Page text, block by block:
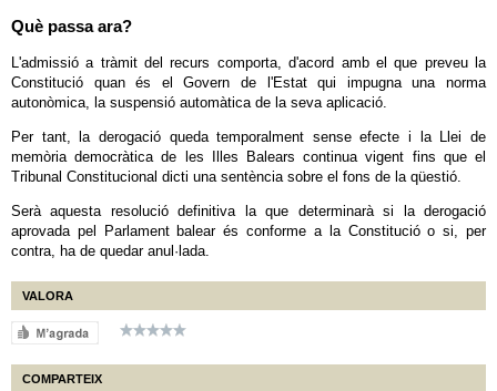
Què passa ara?
L'admissió a tràmit del recurs comporta, d'acord amb el que preveu la
Constitució quan és el Govern de l'Estat qui impugna una norma
autonòmica, la suspensió automàtica de la seva aplicació.
Per tant, la derogació queda temporalment sense efecte i la Llei de
memòria democràtica de les Illes Balears continua vigent fins que el
Tribunal Constitucional dicti una sentència sobre el fons de la qüestió.
Serà aquesta resolució definitiva la que determinarà si la derogació
aprovada pel Parlament balear és conforme a la Constitució o si, per
contra, ha de quedar anul·lada.
VALORA
COMPARTEIX